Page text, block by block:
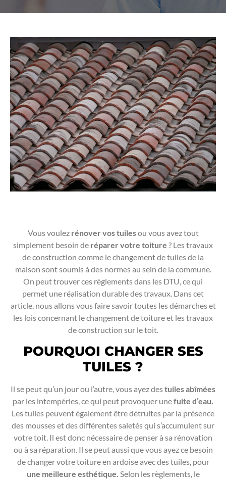
Vous voulez rénover vos tuilesou vous avez tout
simplement besoin de réparer votre toiture ? Les travaux
de construction comme le changement de tuiles de la
maison sont soumis à des normes au sein de la commune.
On peut trouver ces règlements dans les DTU, ce qui
permet une réalisation durable des travaux. Dans cet
article, nous allons vous faire savoir toutes les démarches et
les lois concernant le changement de toiture et les travaux
de construction sur le toit.
POURQUOI CHANGER SES
TUILES ?
Il se peut qu’un jour ou l’autre, vous ayez destuiles abîmées
par les intempéries, ce qui peut provoquer unefuite d’eau.
Les tuiles peuvent également être détruites par la présence
des mousses et des différentes saletés qui s’accumulent sur
votre toit. Il est donc nécessaire de penser à sa rénovation
ou à sa réparation. Il se peut aussi que vous ayez ce besoin
de changer votre toiture en ardoise avec des tuiles, pour
une meilleure esthétique. Selon les règlements, le